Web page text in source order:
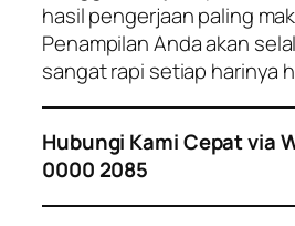
hasil pengerjaan paling
Penampilan Anda akan
sangat rapi setiap harinya
Hubungi Kami Cepat via
0000 2085